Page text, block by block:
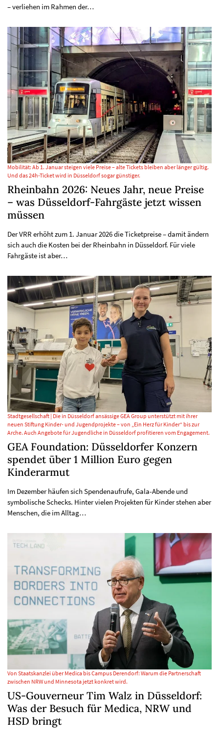
– verliehen im Rahmen der…
Mobilität: Ab 1. Januar steigen viele Preise – alte Tickets bleiben aber länger gültig.
Und das 24h-Ticket wird in Düsseldorf sogar günstiger.
Rheinbahn 2026: Neues Jahr, neue Preise
– was Düsseldorf-Fahrgäste jetzt wissen
müssen
Der VRR erhöht zum 1. Januar 2026 die Ticketpreise – damit ändern
sich auch die Kosten bei der Rheinbahn in Düsseldorf. Für viele
Fahrgäste ist aber…
Stadtgesellschaft | Die in Düsseldorf ansässige GEA Group unterstützt mit ihrer
neuen Stiftung Kinder- und Jugendprojekte – von „Ein Herz für Kinder“ bis zur
Arche. Auch Angebote für Jugendliche in Düsseldorf profitieren vom Engagement.
GEA Foundation: Düsseldorfer Konzern
spendet über 1 Million Euro gegen
Kinderarmut
Im Dezember häufen sich Spendenaufrufe, Gala-Abende und
symbolische Schecks. Hinter vielen Projekten für Kinder stehen aber
Menschen, die im Alltag…
Von Staatskanzlei über Medica bis Campus Derendorf: Warum die Partnerschaft
zwischen NRW und Minnesota jetzt konkret wird.
US-Gouverneur Tim Walz in Düsseldorf:
Was der Besuch für Medica, NRW und
HSD bringt